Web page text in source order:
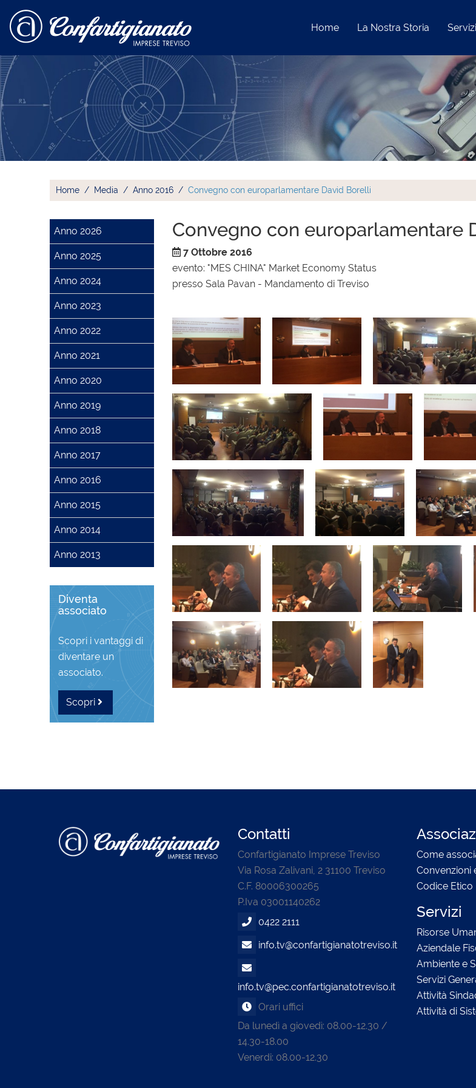
Home La Nostra Storia Servizi
Home Media Anno 2016 Convegno con europarlamentare David Borelli
Anno 2026
Anno 2025
Anno 2024
Anno 2023
Anno 2022
Anno 2021
Anno 2020
Anno 2019
Anno 2018
Anno 2017
Anno 2016
Anno 2015
Anno 2014
Anno 2013
Diventa
associato
Scopri i vantaggi di
diventare un
associato.
Scopri
Convegno con europarlamentare
7 Ottobre 2016
evento: "MES CHINA" Market Economy Status
presso Sala Pavan - Mandamento di Treviso
Contatti
Confartigianato Imprese Treviso
Via Rosa Zalivani, 2 31100 Treviso
C.F. 80006300265
P.Iva 03001140262
0422 2111
info.tv@confartigianatotreviso.it
info.tv@pec.confartigianatotreviso.it
Orari uffici
Da lunedì a giovedì: 08.00-12.30 /
14.30-18.00
Venerdi: 08.00-12.30
Come
Convenzioni
Codice Etico
Servizi
Risorse
Aziendale
Ambiente e
Servizi
Attività
Attività di